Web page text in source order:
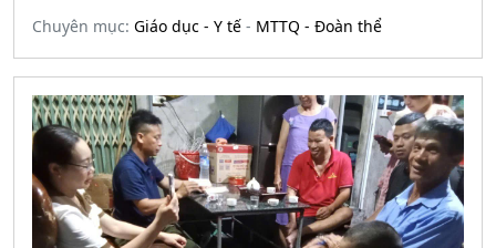
Chuyên mục: Giáo dục - Y tế - MTTQ - Đoàn thể